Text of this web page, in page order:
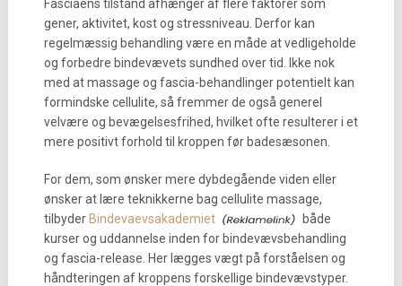
Fasciaens tilstand afhænger af flere faktorer som
gener, aktivitet, kost og stressniveau. Derfor kan
regelmæssig behandling være en måde at vedligeholde
og forbedre bindevævets sundhed over tid. Ikke nok
med at massage og fascia-behandlinger potentielt kan
formindske cellulite, så fremmer de også generel
velvære og bevægelsesfrihed, hvilket ofte resulterer i et
mere positivt forhold til kroppen før badesæsonen.
For dem, som ønsker mere dybdegående viden eller
ønsker at lære teknikkerne bag cellulite massage,
tilbyder Bindevaevsakademiet
både
kurser og uddannelse inden for bindevævsbehandling
og fascia-release. Her lægges vægt på forståelsen og
håndteringen af kroppens forskellige bindevævstyper.